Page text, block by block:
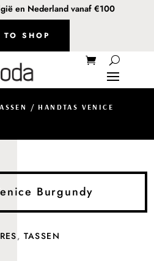
en Nederland vanaf €100
TO SHOP
/ HANDTAS VENICE
Burgundy
, TASSEN